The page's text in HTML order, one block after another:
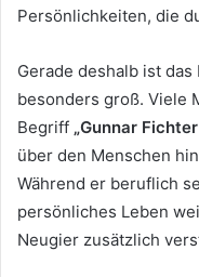
Persönlichkeiten, die
Gerade deshalb ist
besonders groß. Viele
Begriff „Gunnar
über den Menschen
Während er beruflich
persönliches Leben
Neugier zusätzlich